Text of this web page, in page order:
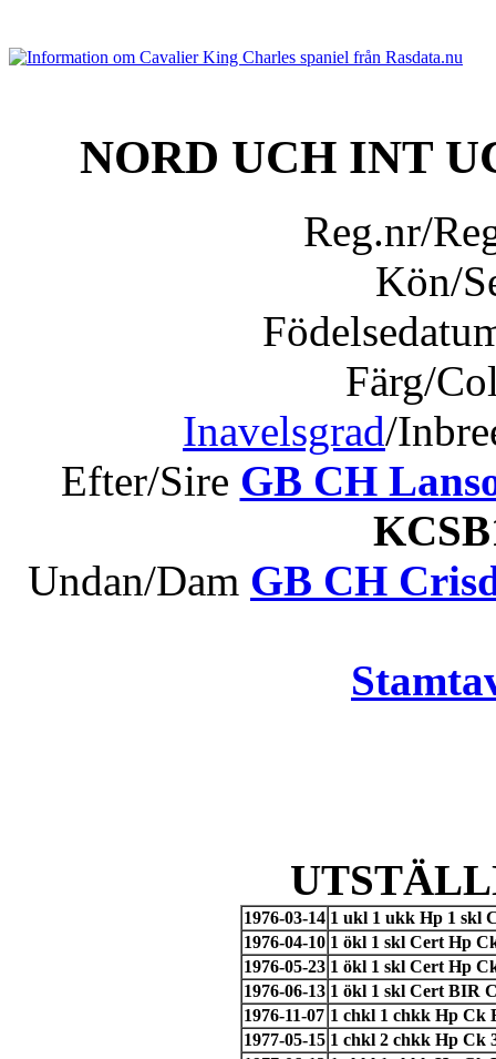
NORD UCH INT
Reg.nr/
Kön/
Färg/
Inavelsgrad/
Efter/Sire GB CH
Undan/Dam GB CH
1976-03-14 1 ukl 1 ukk Hp 1 skl
1976-04-10 1 ökl 1 skl Cert Hp
1976-05-23 1 ökl 1 skl Cert Hp
1976-06-13 1 ökl 1 skl Cert BIR
1976-11-07 1 chkl 1 chkk Hp Ck
1977-05-15 1 chkl 2 chkk Hp Ck